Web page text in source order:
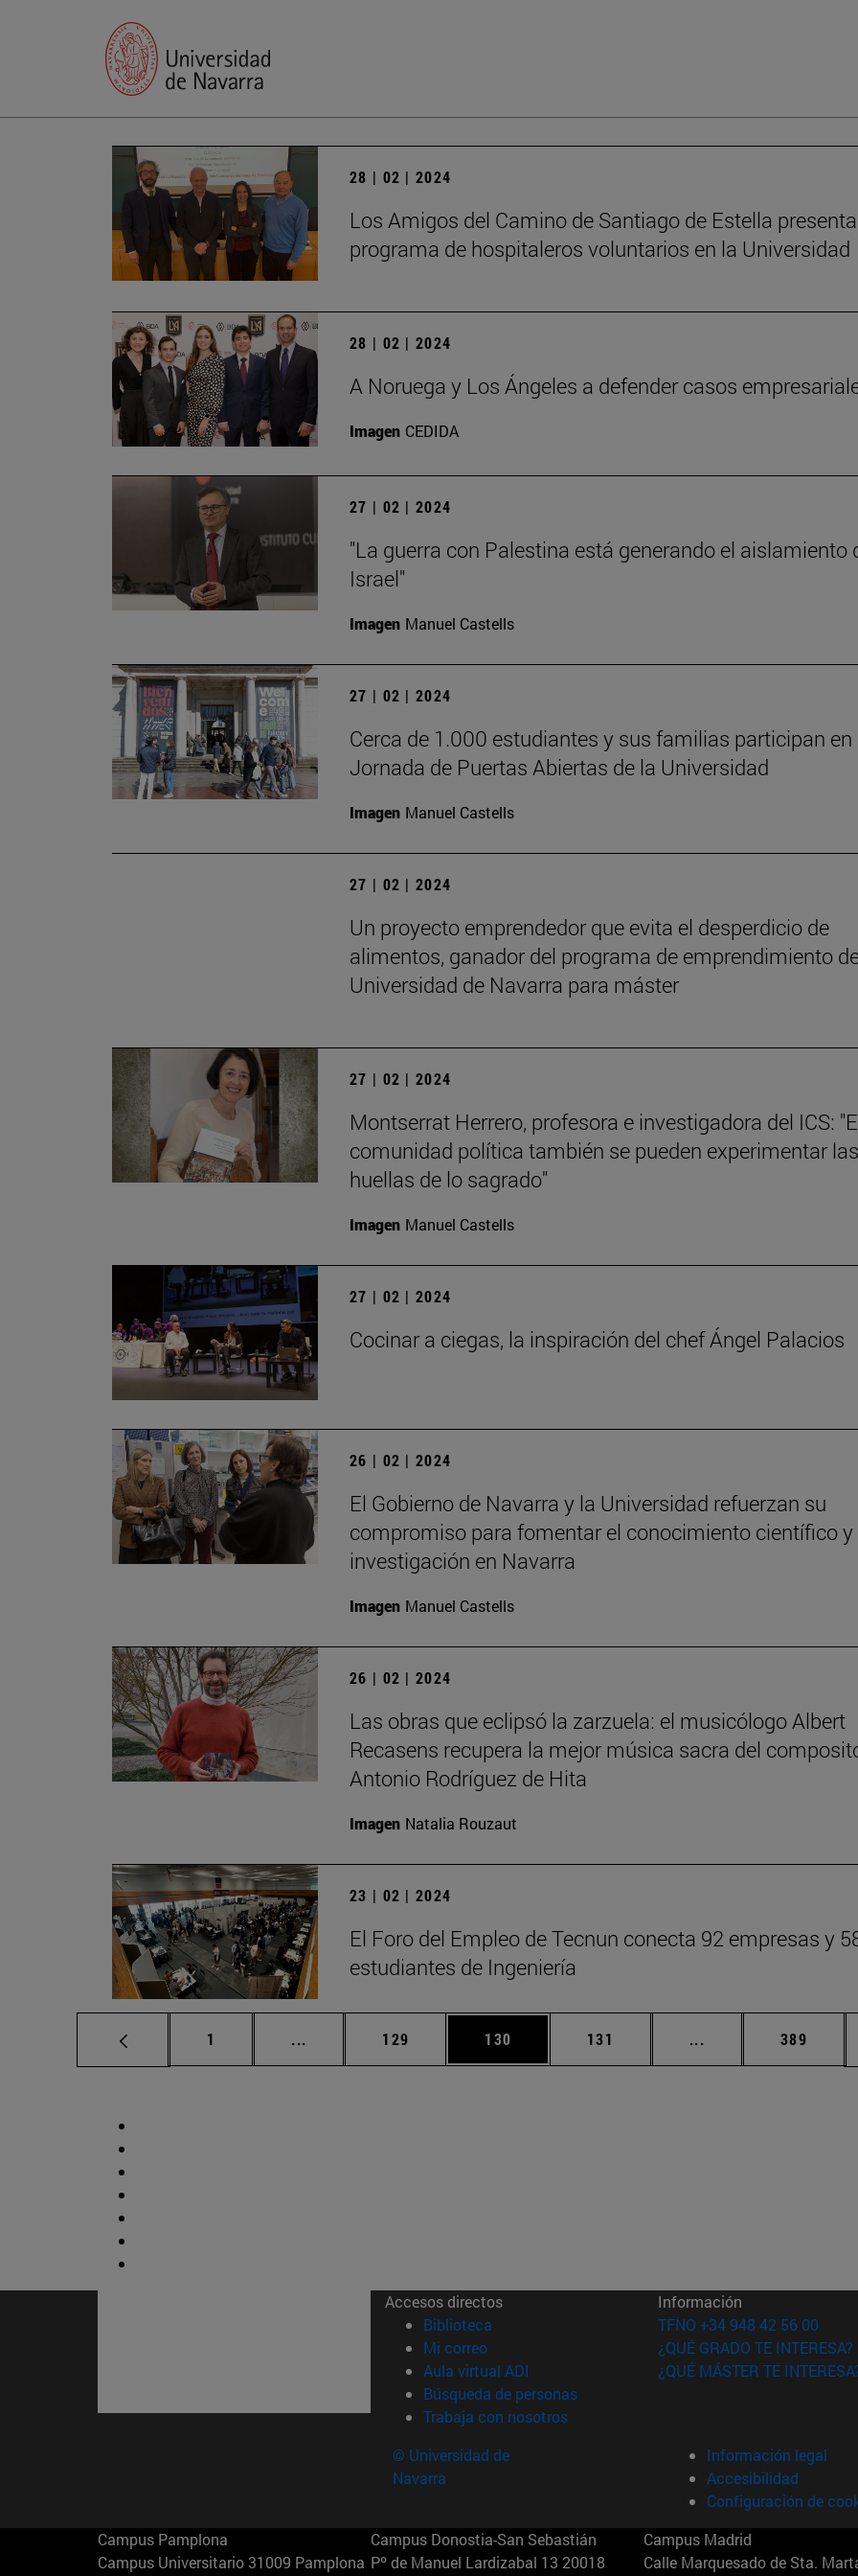
28 | 02 | 2024
Los Amigos del Camino de Santiago de Estella
programa de hospitaleros voluntarios en la Universidad
28 | 02 | 2024
A Noruega y Los Ángeles a defender casos
Imagen CEDIDA
27 | 02 | 2024
"La guerra con Palestina está generando el aislamiento
Israel"
Imagen Manuel Castells
27 | 02 | 2024
Cerca de 1.000 estudiantes y sus familias participan en
Jornada de Puertas Abiertas de la Universidad
Imagen Manuel Castells
27 | 02 | 2024
Un proyecto emprendedor que evita el desperdicio de
alimentos, ganador del programa de emprendimiento
Universidad de Navarra para máster
27 | 02 | 2024
Montserrat Herrero, profesora e investigadora del ICS:
comunidad política también se pueden experimentar las
huellas de lo sagrado"
Imagen Manuel Castells
27 | 02 | 2024
Cocinar a ciegas, la inspiración del chef Ángel Palacios
26 | 02 | 2024
El Gobierno de Navarra y la Universidad refuerzan su
compromiso para fomentar el conocimiento científico y
investigación en Navarra
Imagen Manuel Castells
26 | 02 | 2024
Las obras que eclipsó la zarzuela: el musicólogo Albert
Recasens recupera la mejor música sacra del
Antonio Rodríguez de Hita
Imagen Natalia Rouzaut
23 | 02 | 2024
El Foro del Empleo de Tecnun conecta 92 empresas y
estudiantes de Ingeniería
Página
1 ... Páginas intermedias Use TAB para desplazarse.
Página
129 Página
130 Página
131 ... Páginas Página
389
Accesos directos
Biblioteca (abre en nueva ventana)
Mi correo(abre en nueva ventana)
Aula virtual ADI (abre en nueva ventana)
Búsqueda de personas(abre en nueva ventana)
Trabaja con nosotros(abre en nueva ventana)
Información
TFNO +34 948 42 56 00
¿QUÉ GRADO TE INTERESA?
¿QUÉ MÁSTER TE
© Universidad de
Navarra
Información legal
Accesibilidad
Configuración de
Campus Pamplona
Campus Universitario 31009 Pamplona
Campus Donostia-San Sebastián
Pº de Manuel Lardizabal 13 20018
Campus Madrid
Calle Marquesado de Sta.